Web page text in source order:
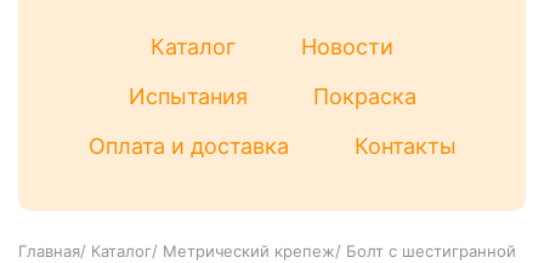
Каталог
Новости
Испытания
Покраска
Оплата и доставка
Контакты
Главная/ Каталог/ Метрический крепеж/ Болт с шестигранной